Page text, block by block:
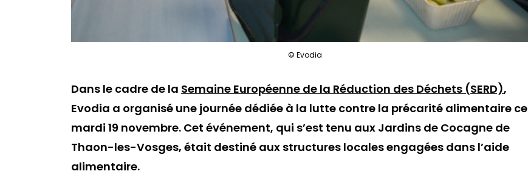
© Evodia
Dans le cadre de la Semaine Européenne de la Réduction des Déchets (SERD),
Evodia a organisé une journée dédiée à la lutte contre la précarité alimentaire ce
mardi 19 novembre. Cet événement, qui s’est tenu aux Jardins de Cocagne de
Thaon-les-Vosges, était destiné aux structures locales engagées dans l’aide
alimentaire.